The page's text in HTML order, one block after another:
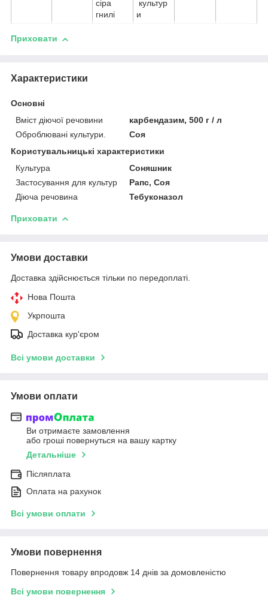
сіра
гнилі
культур
и
Приховати
Характеристики
Основні
Вміст діючої речовини
карбендазим, 500 г / л
Оброблювані культури.
Соя
Користувальницькі характеристики
Культура
Соняшник
Застосування для культур
Рапс, Соя
Діюча речовина
Тебуконазол
Приховати
Умови доставки
Доставка здійснюється тільки по передоплаті.
Нова Пошта
Укрпошта
Доставка кур'єром
Всі умови доставки
Умови оплати
Ви отримаєте замовлення
або гроші повернуться на вашу картку
Детальніше
Післяплата
Оплата на рахунок
Всі умови оплати
Умови повернення
Повернення товару впродовж 14 днів за домовленістю
Всі умови повернення